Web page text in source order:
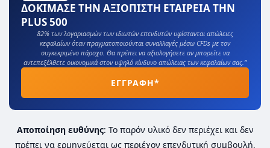
ΔΟΚΙΜΑΣΕ ΤΗΝ ΑΞΙΟΠΙΣΤΗ ΕΤΑΙΡΕΙΑ ΤΗΝ
PLUS 500
82% των λογαριασμών των ιδιωτών επενδυτών υφίστανται απώλειες
κεφαλαίων όταν πραγματοποιούνται συναλλαγές μέσω CFDs με τον
συγκεκριμένο πάροχο. Θα πρέπει να αξιολογήσετε αν μπορείτε να
αντεπεξέλθετε οικονομικά στον υψηλό κίνδυνο απώλειας των κεφαλαίων σας.”
ΕΓΓΡΑΦΗ*
Αποποίηση ευθύνης: Το παρόν υλικό δεν περιέχει και δεν
πρέπει να ερμηνεύεται ως περιέχον επενδυτική συμβουλή,